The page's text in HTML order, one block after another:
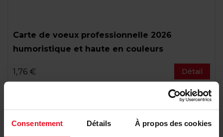
Consentement Détails À propos des cookies
Carte de voeux professionnelle 2026
humoristique et haute en couleurs
1,76 € Détail